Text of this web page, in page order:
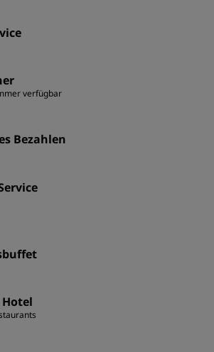
verfügbar
Bezahlen